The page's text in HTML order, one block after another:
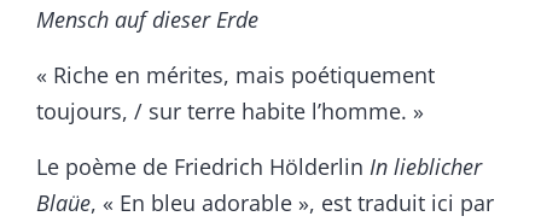
Mensch auf dieser Erde
« Riche en mérites, mais poétiquement
toujours, / sur terre habite l’homme. »
Le poème de Friedrich Hölderlin In lieblicher
Blaüe, « En bleu adorable », est traduit ici par